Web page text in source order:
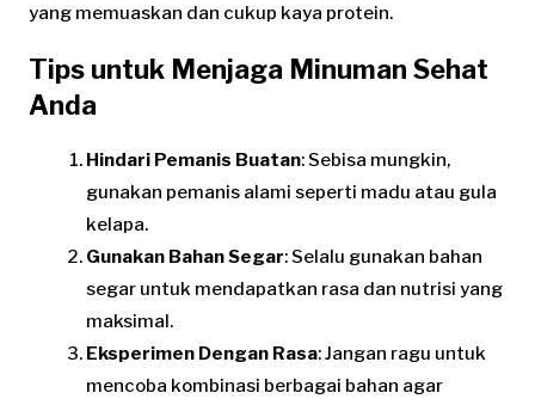
yang memuaskan dan cukup kaya protein.
Tips untuk Menjaga Minuman Sehat
Anda
Hindari Pemanis Buatan: Sebisa mungkin,
gunakan pemanis alami seperti madu atau gula
kelapa.
Gunakan Bahan Segar: Selalu gunakan bahan
segar untuk mendapatkan rasa dan nutrisi yang
maksimal.
Eksperimen Dengan Rasa: Jangan ragu untuk
mencoba kombinasi berbagai bahan agar